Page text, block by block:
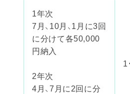
1年次
7月、10月、1月に3回
に分けて各50,000
円納入
2年次
4月、7月に2回に分
1